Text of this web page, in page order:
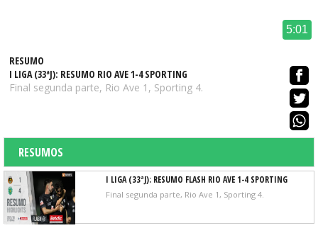
5:01
RESUMO
I LIGA (33ªJ): RESUMO RIO AVE 1-4 SPORTING
Final segunda parte, Rio Ave 1, Sporting 4.
RESUMOS
I LIGA (33ªJ): RESUMO FLASH RIO AVE 1-4 SPORTING
Final segunda parte, Rio Ave 1, Sporting 4.